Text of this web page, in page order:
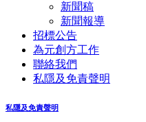
新聞稿
新聞報導
招標公告
為元創方工作
聯絡我們
私隱及免責聲明
私隱及免責聲明